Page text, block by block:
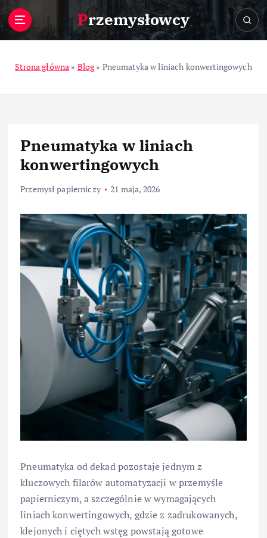
Przemysłowcy
Strona główna » Blog» Pneumatyka w liniach konwertingowych
Pneumatyka w liniach
konwertingowych
Przemysł papierniczy 21 maja, 2026
Pneumatyka od dekad pozostaje jednym z
kluczowych filarów automatyzacji w przemyśle
papierniczym, a szczególnie w wymagających
liniach konwertingowych, gdzie z zadrukowanych,
klejonych i ciętych wstęg powstają gotowe